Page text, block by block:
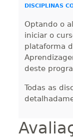
DISCIPLINAS
Optando o
iniciar o
plataforma
deste
Todas as